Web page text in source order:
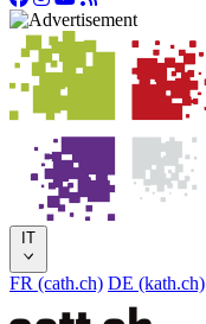
IT
FR (cath.ch) DE (kath.ch)